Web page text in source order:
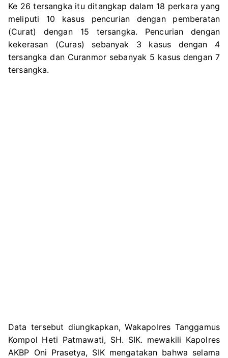
Ke 26 tersangka itu ditangkap dalam 18 perkara yang
meliputi 10 kasus pencurian dengan pemberatan
(Curat) dengan 15 tersangka. Pencurian dengan
kekerasan (Curas) sebanyak 3 kasus dengan 4
tersangka dan Curanmor sebanyak 5 kasus dengan 7
tersangka.
Data tersebut diungkapkan, Wakapolres Tanggamus
Kompol Heti Patmawati, SH. SIK. mewakili Kapolres
AKBP Oni Prasetya, SIK mengatakan bahwa selama